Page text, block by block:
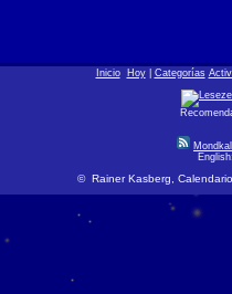
Inicio Hoy| Categorías
© Rainer Kasberg,